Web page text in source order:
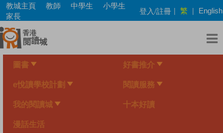
Skip
main
content
教城主頁 教師 中學生
小學生
家長
登入/註冊 | 繁 | English
圖書 好書推介
e悅讀學校計劃 閱讀服務
我的閱讀城 十本好讀
漫話生活